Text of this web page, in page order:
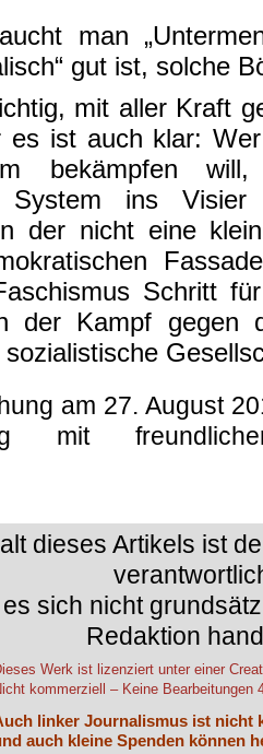
man
gut ist, solche
mit aller Kraft
es ist auch klar:
bekämpfen
System ins
der nicht eine
Schritt
der Kampf gegen
am 27. August
mit
dieses Artikels ist
sich nicht
Redaktion
Werk ist lizenziert unter einer
kommerziell – Keine Bearbeitungen
linker Journalismus ist nicht
auch kleine Spenden können